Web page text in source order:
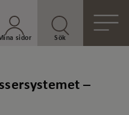
sidor Sök
–